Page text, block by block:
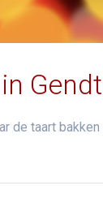
Gendt
de taart bakken